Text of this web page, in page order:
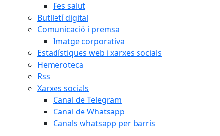
Fes salut
Butlletí digital
Comunicació i premsa
Imatge corporativa
Estadístiques web i xarxes socials
Hemeroteca
Rss
Xarxes socials
Canal de Telegram
Canal de Whatsapp
Canals whatsapp per barris